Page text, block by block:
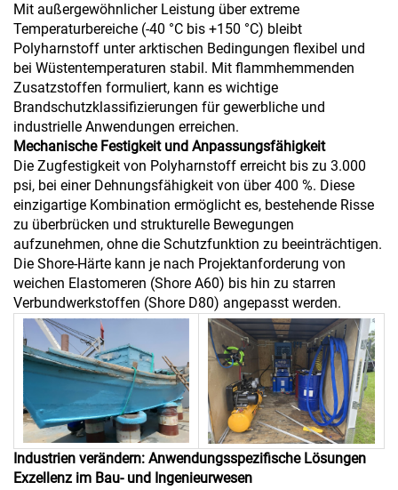
Mit außergewöhnlicher Leistung über extreme
Temperaturbereiche (-40 °C bis +150 °C) bleibt
Polyharnstoff unter arktischen Bedingungen flexibel und
bei Wüstentemperaturen stabil. Mit flammhemmenden
Zusatzstoffen formuliert, kann es wichtige
Brandschutzklassifizierungen für gewerbliche und
industrielle Anwendungen erreichen.
Mechanische Festigkeit und Anpassungsfähigkeit
Die Zugfestigkeit von Polyharnstoff erreicht bis zu 3.000
psi, bei einer Dehnungsfähigkeit von über 400 %. Diese
einzigartige Kombination ermöglicht es, bestehende Risse
zu überbrücken und strukturelle Bewegungen
aufzunehmen, ohne die Schutzfunktion zu beeinträchtigen.
Die Shore-Härte kann je nach Projektanforderung von
weichen Elastomeren (Shore A60) bis hin zu starren
Verbundwerkstoffen (Shore D80) angepasst werden.
Industrien verändern: Anwendungsspezifische Lösungen
Exzellenz im Bau- und Ingenieurwesen